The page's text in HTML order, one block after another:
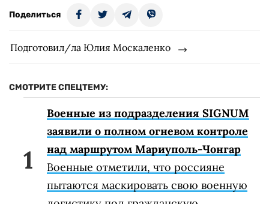
Поделиться
Подготовил/ла Юлия Москаленко
СМОТРИТЕ СПЕЦТЕМУ:
Военные из подразделения SIGNUM
заявили о полном огневом контроле
над маршрутом Мариуполь-Чонгар
Военные отметили, что россияне
пытаются маскировать свою военную